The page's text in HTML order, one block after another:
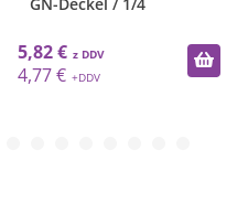
5,82 €
4,77 €